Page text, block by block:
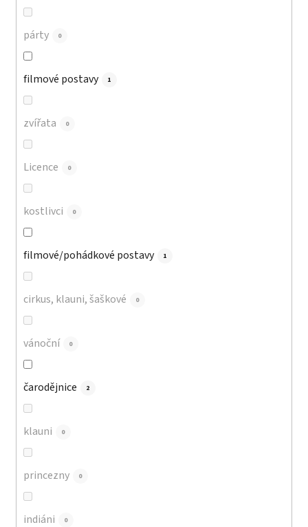
párty 0
filmové postavy 1
zvířata 0
Licence 0
kostlivci 0
filmové/pohádkové postavy 1
cirkus, klauni, šaškové 0
vánoční 0
čarodějnice 2
klauni 0
princezny 0
indiáni 0